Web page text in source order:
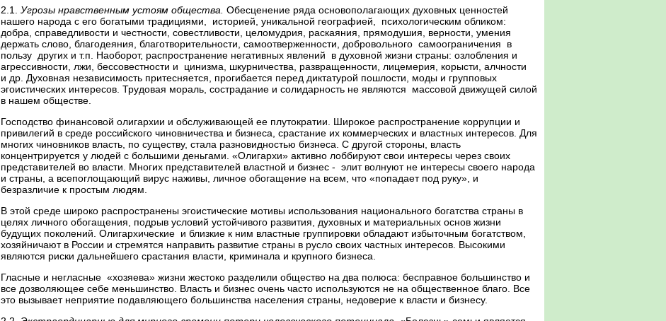
2.1. Угрозы нравственным устоям общества. Обесценение ряда основополагающих духовных ценностей
нашего народа с его богатыми традициями, историей, уникальной географией, психологическим обликом:
добра, справедливости и честности, совестливости, целомудрия, раскаяния, прямодушия, верности, умения
держать слово, благодеяния, благотворительности, самоотверженности, добровольного самоограничения в
пользу других и т.п. Наоборот, распространение негативных явлений в духовной жизни страны: озлобления и
агрессивности, лжи, бессовестности и цинизма, шкурничества, развращенности, лицемерия, корысти, алчности
и др. Духовная независимость притесняется, прогибается перед диктатурой пошлости, моды и групповых
эгоистических интересов. Трудовая мораль, сострадание и солидарность не являются массовой движущей силой
в нашем обществе.
Господство финансовой олигархии и обслуживающей ее плутократии. Широкое распространение коррупции и
привилегий в среде российского чиновничества и бизнеса, срастание их коммерческих и властных интересов. Для
многих чиновников власть, по существу, стала разновидностью бизнеса. С другой стороны, власть
концентрируется у людей с большими деньгами. «Олигархи» активно лоббируют свои интересы через своих
представителей во власти. Многих представителей властной и бизнес - элит волнуют не интересы своего народа
и страны, а всепоглощающий вирус наживы, личное обогащение на всем, что «попадает под руку», и
безразличие к простым людям.
В этой среде широко распространены эгоистические мотивы использования национального богатства страны в
целях личного обогащения, подрыв условий устойчивого развития, духовных и материальных основ жизни
будущих поколений. Олигархические и близкие к ним властные группировки обладают избыточным богатством,
хозяйничают в России и стремятся направить развитие страны в русло своих частных интересов. Высокими
являются риски дальнейшего срастания власти, криминала и крупного бизнеса.
Гласные и негласные «хозяева» жизни жестоко разделили общество на два полюса: бесправное большинство и
все дозволяющее себе меньшинство. Власть и бизнес очень часто используются не на общественное благо. Все
это вызывает неприятие подавляющего большинства населения страны, недоверие к власти и бизнесу.